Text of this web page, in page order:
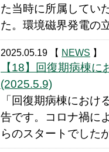
た当時に所属してい
た。環境磁界発電の
2025.05.19 【 NEWS 】
【18】回復期病棟
(2025.5.9)
「回復期病棟にお
告です。コロナ禍に
らのスタートでした